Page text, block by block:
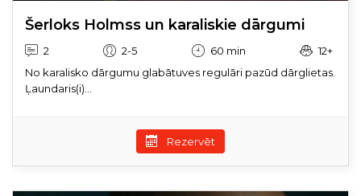
Šerloks Holmss un karaliskie dārgumi
2 2-5 60 min
12+
No karalisko dārgumu glabātuves regulāri pazūd dārglietas.
Ļaundaris(i)...
Rezervēt